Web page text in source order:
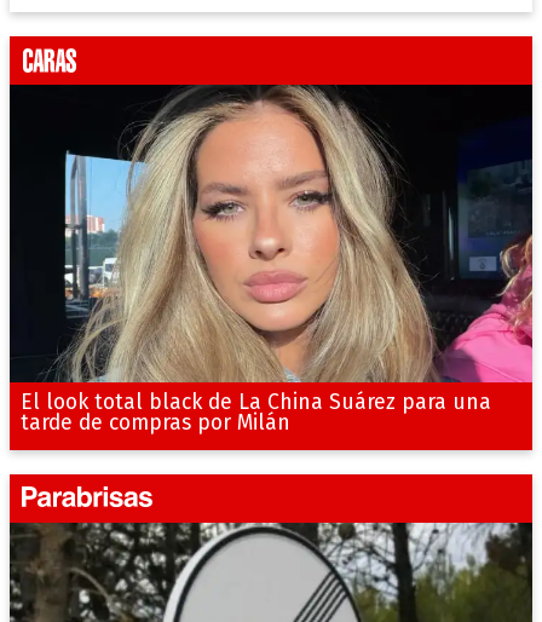
El look total black de La China Suárez para una
tarde de compras por Milán